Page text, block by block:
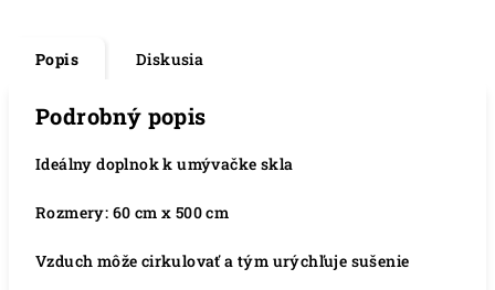
Popis Diskusia
Podrobný popis
Ideálny doplnok k umývačke skla
Rozmery: 60 cm x 500 cm
Vzduch môže cirkulovať a tým urýchľuje sušenie